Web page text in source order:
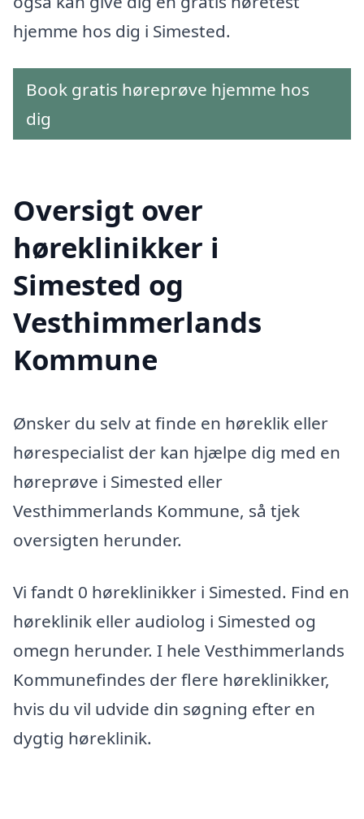
hjemme hos dig i Simested.
Book gratis høreprøve hjemme hos
dig
Oversigt over
høreklinikker i
Simested og
Vesthimmerlands
Kommune
Ønsker du selv at finde en høreklik eller
hørespecialist der kan hjælpe dig med en
høreprøve i Simested eller
Vesthimmerlands Kommune, så tjek
oversigten herunder.
Vi fandt 0 høreklinikker i Simested. Find en
høreklinik eller audiolog i Simested og
omegn herunder. I hele Vesthimmerlands
Kommunefindes der flere høreklinikker,
hvis du vil udvide din søgning efter en
dygtig høreklinik.